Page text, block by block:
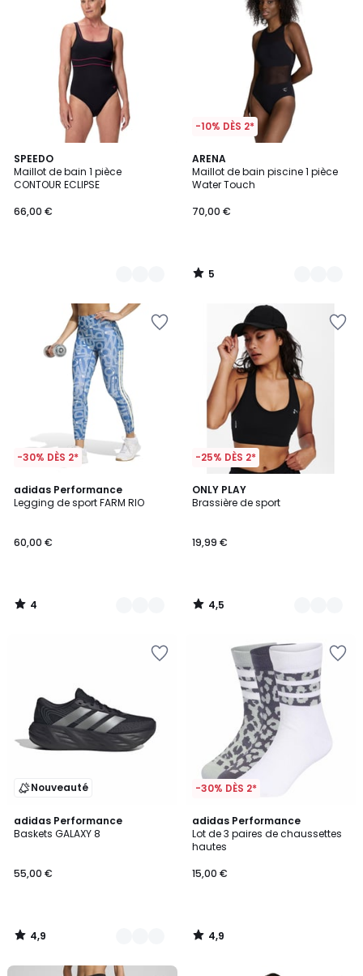
SPEEDO
Maillot de bain 1 pièce
CONTOUR ECLIPSE
66,00 €
2
Couleurs
-10% DÈS 2*
ARENA
Maillot de bain piscine 1 pièce
Water Touch
70,00 €
5
/
5
2
Couleurs
5
/
-30% DÈS 2*
adidas Performance
Legging de sport FARM RIO
60,00 €
4
/
2
Couleurs
4
/
-25% DÈS 2*
ONLY PLAY
Brassière de sport
19,99 €
4,5
/ 5
3
Couleurs
4,5
/
Nouveauté
adidas Performance
Baskets GALAXY 8
55,00 €
4,9
/ 5
2
Couleurs
4,9
/
-30% DÈS 2*
adidas Performance
Lot de 3 paires de chaussettes
hautes
15,00 €
4,9
/ 5
4,9
/